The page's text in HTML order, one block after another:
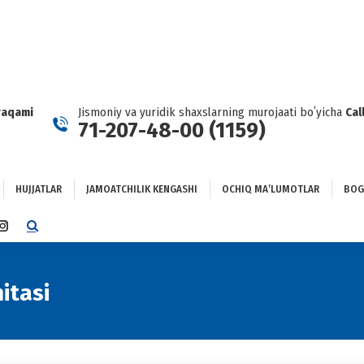
Jismoniy va yuridik shaxslarning murojaati boʻyicha
71-207-48-00 (1159)
HUJJATLAR JAMOATCHILIK KENGASHI OCHIQ MAʼLUMOTLAR
INSTAGRAM
IN
NEW